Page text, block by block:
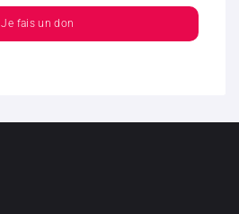
Je fais un don